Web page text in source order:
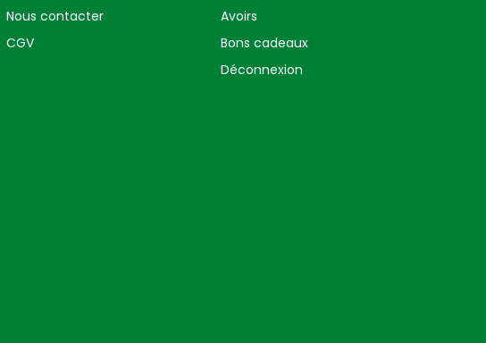
Nous contacter
CGV
Avoirs
Bons cadeaux
Déconnexion